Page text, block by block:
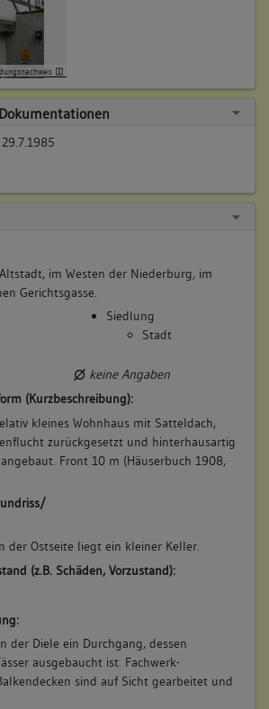
im Westen der Niederburg, im
Gerichtsgasse.
Siedlung
Stadt
keine Angaben
(Kurzbeschreibung):
kleines Wohnhaus mit Satteldach,
zurückgesetzt und hinterhausartig
Front 10 m (Häuserbuch 1908,
der Ostseite liegt ein kleiner Keller.
(z.B. Schäden, Vorzustand):
der Diele ein Durchgang, dessen
ausgebaucht ist. Fachwerk-
sind auf Sicht gearbeitet und